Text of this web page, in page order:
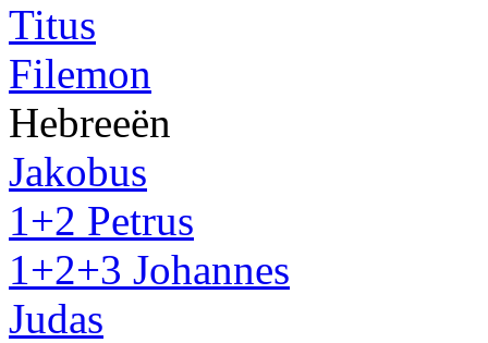
Titus
Filemon
Hebreeën
Jakobus
1+2 Petrus
1+2+3 Johannes
Judas